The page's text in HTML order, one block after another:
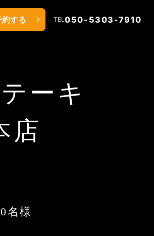
する TEL050-5303-7910
ーキ
店
名様